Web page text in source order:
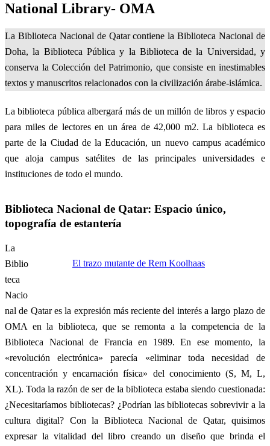
National Library- OMA
La Biblioteca Nacional de Qatar contiene la Biblioteca Nacional de
Doha, la Biblioteca Pública y la Biblioteca de la Universidad, y
conserva la Colección del Patrimonio, que consiste en inestimables
textos y manuscritos relacionados con la civilización árabe-islámica.
La biblioteca pública albergará más de un millón de libros y espacio
para miles de lectores en un área de 42,000 m2. La biblioteca es
parte de la Ciudad de la Educación, un nuevo campus académico
que aloja campus satélites de las principales universidades e
instituciones de todo el mundo.
Biblioteca Nacional de Qatar: Espacio único,
topografía de estantería
El trazo mutante de Rem Koolhaas
La
Biblio
teca
Nacio
nal de Qatar es la expresión más reciente del interés a largo plazo de
OMA en la biblioteca, que se remonta a la competencia de la
Biblioteca Nacional de Francia en 1989. En ese momento, la
«revolución electrónica» parecía «eliminar toda necesidad de
concentración y encarnación física» del conocimiento (S, M, L,
XL). Toda la razón de ser de la biblioteca estaba siendo cuestionada:
¿Necesitaríamos bibliotecas? ¿Podrían las bibliotecas sobrevivir a la
cultura digital? Con la Biblioteca Nacional de Qatar, quisimos
expresar la vitalidad del libro creando un diseño que brinda el